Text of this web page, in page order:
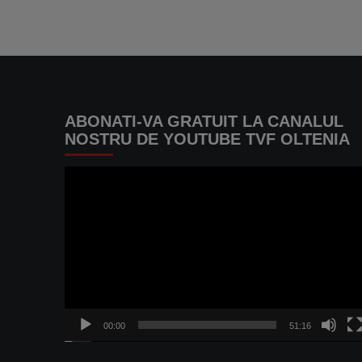
ABONATI-VA GRATUIT LA CANALUL
NOSTRU DE YOUTUBE TVF OLTENIA
00:00 51:16